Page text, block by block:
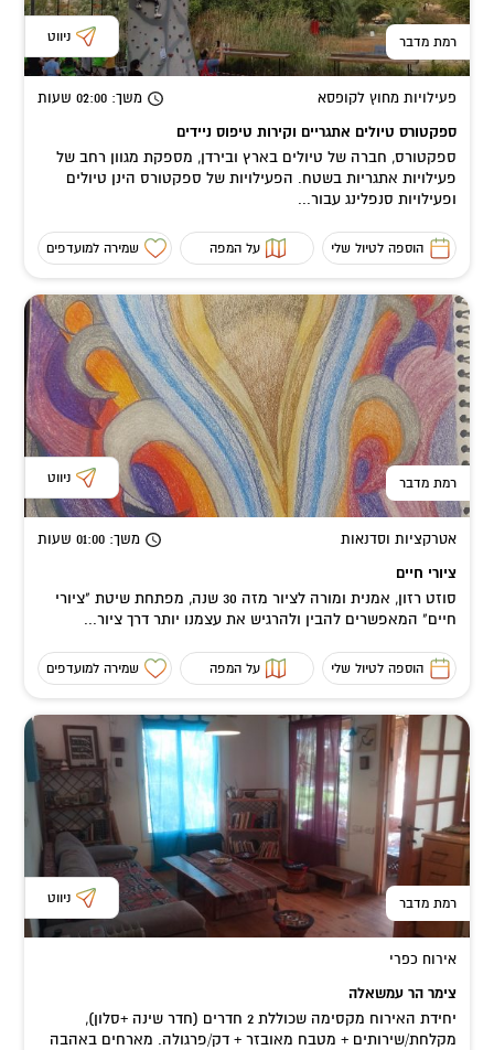
רמת מדבר ניווט
פעילויות מחוץ לקופסא משך: 02:00 שעות
ספקטורס טיולים אתגריים וקירות טיפוס ניידים
ספקטורס, חברה של טיולים בארץ ובירדן, מספקת מגוון רחב של
פעילויות אתגריות בשטח. הפעילויות של ספקטורס הינן טיולים
ופעילויות סנפלינג עבור...
הוספה לטיול שלי על המפה שמירה למועדפים
רמת מדבר ניווט
אטרקציות וסדנאות משך: 01:00 שעות
ציורי חיים
סוזט רזון, אמנית ומורה לציור מזה 30 שנה, מפתחת שיטת "ציורי
חיים" המאפשרים להבין ולהרגיש את עצמנו יותר דרך ציור...
הוספה לטיול שלי על המפה שמירה למועדפים
רמת מדבר ניווט
אירוח כפרי
צימר הר עמשאלה
יחידת האירוח מקסימה שכוללת 2 חדרים (חדר שינה +סלון),
מקלחת/שירותים + מטבח מאובזר + דק/פרגולה. מארחים באהבה